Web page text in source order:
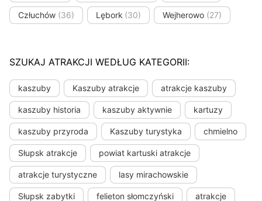
Człuchów (36) Lębork (30) Wejherowo (27)
SZUKAJ ATRAKCJI WEDŁUG KATEGORII:
kaszuby Kaszuby atrakcje atrakcje kaszuby
kaszuby historia kaszuby aktywnie kartuzy
kaszuby przyroda Kaszuby turystyka chmielno
Słupsk atrakcje powiat kartuski atrakcje
atrakcje turystyczne lasy mirachowskie
Słupsk zabytki felieton słomczyński atrakcje